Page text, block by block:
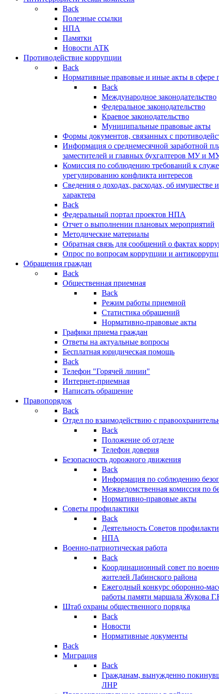
Back
Полезные ссылки
НПА
Памятки
Новости АТК
Противодействие коррупции
Back
Нормативные правовые и иные акты в сфере
Back
Международное законодательство
Федеральное законодательство
Краевое законодательство
Муниципальные правовые акты
Формы документов, связанных с
Информация о среднемесячной заработной
заместителей и главных бухгалтеров МУ и
Комиссия по соблюдению требований к
урегулированию конфликта интересов
Сведения о доходах, расходах, об имуществе
характера
Back
Федеральный портал проектов НПА
Отчет о выполнении плановых мероприятий
Методические материалы
Обратная связь для сообщений о фактах
Опрос по вопросам коррупции и
Обращения граждан
Back
Общественная приемная
Back
Режим работы приемной
Статистика обращений
Нормативно-правовые акты
Графики приема граждан
Ответы на актуальные вопросы
Бесплатная юридическая помощь
Back
Телефон "Горячей линии"
Интернет-приемная
Написать обращение
Правопорядок
Back
Отдел по взаимодействию с
Back
Положение об отделе
Телефон доверия
Безопасность дорожного движения
Back
Информация по соблюдению
Межведомственная комиссия по
Нормативно-правовые акты
Советы профилактики
Back
Деятельность Советов
НПА
Военно-патриотическая работа
Back
Координационный совет по
жителей Лабинского района
Ежегодный конкурс оборонно-
работы памяти маршала Жукова
Штаб охраны общественного порядка
Back
Новости
Нормативные документы
Back
Миграция
Back
Гражданам, вынужденно
ЛНР